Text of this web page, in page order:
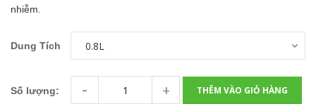
nhiễm.
Dung Tích
Số lượng: - + THÊM VÀO GIỎ HÀNG